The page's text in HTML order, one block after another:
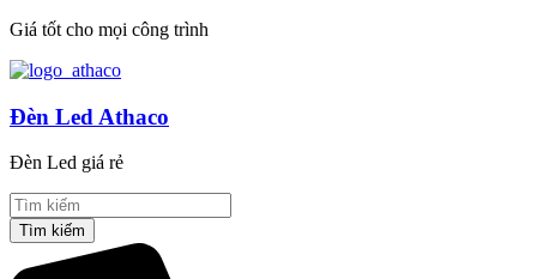
Giá tốt cho mọi công trình
Đèn Led Athaco
Đèn Led giá rẻ